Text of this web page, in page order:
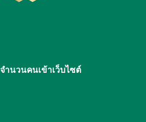
จำนวนคนเข้าเว็บไซต์